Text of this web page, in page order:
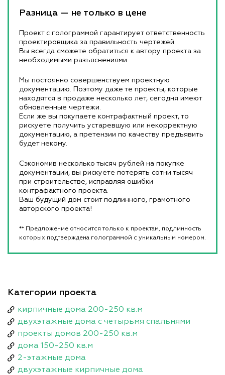
Разница — не только в цене
Проект с голограммой гарантирует ответственность
проектировщика за правильность чертежей.
Вы всегда сможете обратиться к автору проекта за
необходимыми разъяснениями.
Мы постоянно совершенствуем проектную
документацию. Поэтому даже те проекты, которые
находятся в продаже несколько лет, сегодня имеют
обновленные чертежи.
Если же вы покупаете контрафактный проект, то
рискуете получить устаревшую или некорректную
документацию, а претензии по качеству предъявить
будет некому.
Сэкономив несколько тысяч рублей на покупке
документации, вы рискуете потерять сотни тысяч
при строительстве, исправляя ошибки
контрафактного проекта.
Ваш будущий дом стоит подлинного, грамотного
авторского проекта!
** Предложение относится только к проектам, подлинность
которых подтверждена голограммой с уникальным номером.
Категории проекта
кирпичные дома 200-250 кв.м
двухэтажные дома с четырьмя спальнями
проекты домов 200-250 кв.м
дома 150-250 кв.м
2-этажные дома
двухэтажные кирпичные дома